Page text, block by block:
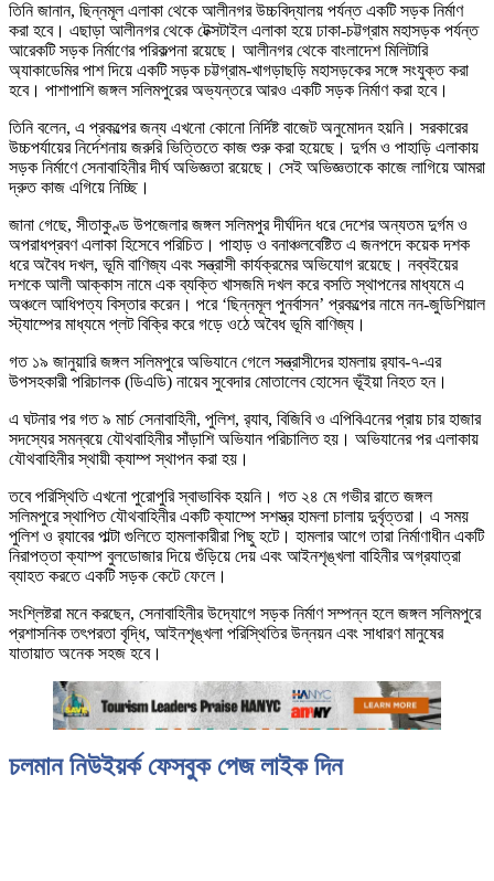
তিনি জানান, ছিন্নমূল এলাকা থেকে আলীনগর উচ্চবিদ্যালয় পর্যন্ত একটি সড়ক নির্মাণ
করা হবে। এছাড়া আলীনগর থেকে টেক্সটাইল এলাকা হয়ে ঢাকা-চট্টগ্রাম মহাসড়ক পর্যন্ত
আরেকটি সড়ক নির্মাণের পরিকল্পনা রয়েছে। আলীনগর থেকে বাংলাদেশ মিলিটারি
অ্যাকাডেমির পাশ দিয়ে একটি সড়ক চট্টগ্রাম-খাগড়াছড়ি মহাসড়কের সঙ্গে সংযুক্ত করা
হবে। পাশাপাশি জঙ্গল সলিমপুরের অভ্যন্তরে আরও একটি সড়ক নির্মাণ করা হবে।
তিনি বলেন, এ প্রকল্পের জন্য এখনো কোনো নির্দিষ্ট বাজেট অনুমোদন হয়নি। সরকারের
উচ্চপর্যায়ের নির্দেশনায় জরুরি ভিত্তিতে কাজ শুরু করা হয়েছে। দুর্গম ও পাহাড়ি এলাকায়
সড়ক নির্মাণে সেনাবাহিনীর দীর্ঘ অভিজ্ঞতা রয়েছে। সেই অভিজ্ঞতাকে কাজে লাগিয়ে আমরা
দ্রুত কাজ এগিয়ে নিচ্ছি।
জানা গেছে, সীতাকুণ্ড উপজেলার জঙ্গল সলিমপুর দীর্ঘদিন ধরে দেশের অন্যতম দুর্গম ও
অপরাধপ্রবণ এলাকা হিসেবে পরিচিত। পাহাড় ও বনাঞ্চলবেষ্টিত এ জনপদে কয়েক দশক
ধরে অবৈধ দখল, ভূমি বাণিজ্য এবং সন্ত্রাসী কার্যক্রমের অভিযোগ রয়েছে। নব্বইয়ের
দশকে আলী আক্কাস নামে এক ব্যক্তি খাসজমি দখল করে বসতি স্থাপনের মাধ্যমে এ
অঞ্চলে আধিপত্য বিস্তার করেন। পরে ‘ছিন্নমূল পুনর্বাসন’ প্রকল্পের নামে নন-জুডিশিয়াল
স্ট্যাম্পের মাধ্যমে প্লট বিক্রি করে গড়ে ওঠে অবৈধ ভূমি বাণিজ্য।
গত ১৯ জানুয়ারি জঙ্গল সলিমপুরে অভিযানে গেলে সন্ত্রাসীদের হামলায় র‍্যাব-৭-এর
উপসহকারী পরিচালক (ডিএডি) নায়েব সুবেদার মোতালেব হোসেন ভূঁইয়া নিহত হন।
এ ঘটনার পর গত ৯ মার্চ সেনাবাহিনী, পুলিশ, র‍্যাব, বিজিবি ও এপিবিএনের প্রায় চার হাজার
সদস্যের সমন্বয়ে যৌথবাহিনীর সাঁড়াশি অভিযান পরিচালিত হয়। অভিযানের পর এলাকায়
যৌথবাহিনীর স্থায়ী ক্যাম্প স্থাপন করা হয়।
তবে পরিস্থিতি এখনো পুরোপুরি স্বাভাবিক হয়নি। গত ২৪ মে গভীর রাতে জঙ্গল
সলিমপুরে স্থাপিত যৌথবাহিনীর একটি ক্যাম্পে সশস্ত্র হামলা চালায় দুর্বৃত্তরা। এ সময়
পুলিশ ও র‍্যাবের পাল্টা গুলিতে হামলাকারীরা পিছু হটে। হামলার আগে তারা নির্মাণাধীন একটি
নিরাপত্তা ক্যাম্প বুলডোজার দিয়ে গুঁড়িয়ে দেয় এবং আইনশৃঙ্খলা বাহিনীর অগ্রযাত্রা
ব্যাহত করতে একটি সড়ক কেটে ফেলে।
সংশ্লিষ্টরা মনে করছেন, সেনাবাহিনীর উদ্যোগে সড়ক নির্মাণ সম্পন্ন হলে জঙ্গল সলিমপুরে
প্রশাসনিক তৎপরতা বৃদ্ধি, আইনশৃঙ্খলা পরিস্থিতির উন্নয়ন এবং সাধারণ মানুষের
যাতায়াত অনেক সহজ হবে।
চলমান নিউইয়র্ক ফেসবুক পেজ লাইক দিন